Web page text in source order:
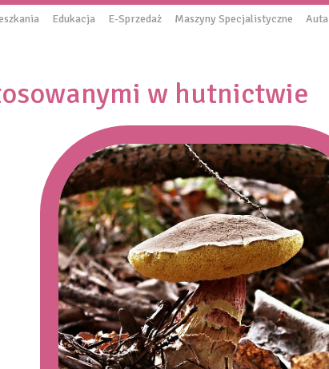
Edukacja E-Sprzedaż Maszyny Specjalistyczne Auta
w hutnictwie